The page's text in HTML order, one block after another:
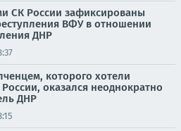
СК России зафиксированы
ВФУ в отношении
ДНР
которого хотели
оказался неоднократно
ДНР